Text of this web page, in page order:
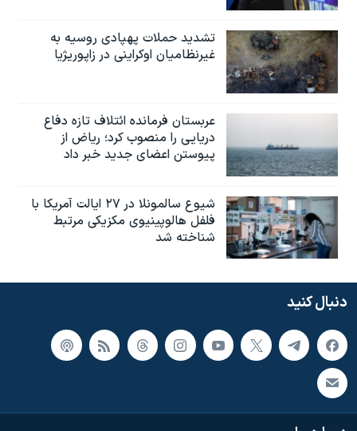
تشدید حملات پهپادی روسیه به
غیرنظامیان اوکراینی در زاپوریژیا
عربستان فرمانده ائتلاف تازه دفاع
دریایی را منصوب کرد؛ ریاض از
پیوستن اعضای جدید خبر داد
شیوع سالمونلا در ۲۷ ایالت آمریکا با
فلفل هالوپینیوی مکزیکی مرتبط
شناخته شد
دنبال کنید